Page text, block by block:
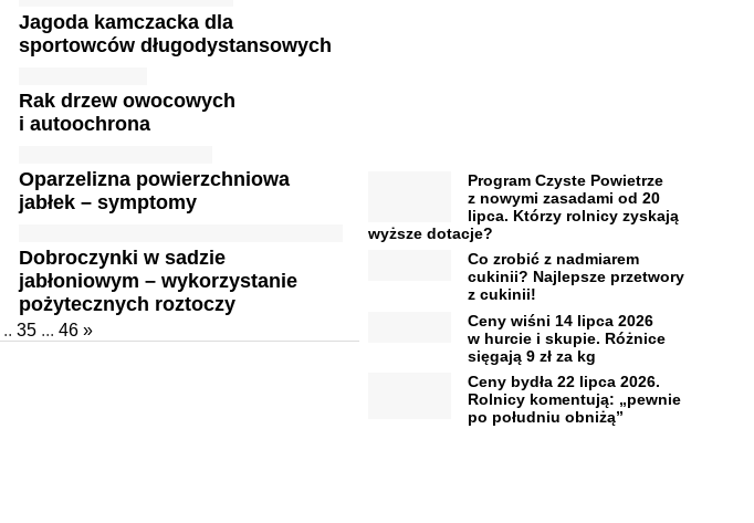
Jagoda kamczacka dla
sportowców długodystansowych
Rak drzew owocowych
i autoochrona
Oparzelizna powierzchniowa
jabłek – symptomy
Dobroczynki w sadzie
jabłoniowym – wykorzystanie
pożytecznych roztoczy
.. 35 ... 46 »
Program Czyste Powietrze
z nowymi zasadami od 20
lipca. Którzy rolnicy zyskają
wyższe dotacje?
Co zrobić z nadmiarem
cukinii? Najlepsze przetwory
z cukinii!
Ceny wiśni 14 lipca 2026
w hurcie i skupie. Różnice
sięgają 9 zł za kg
Ceny bydła 22 lipca 2026.
Rolnicy komentują: „pewnie
po południu obniżą”